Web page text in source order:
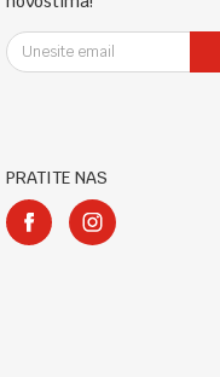
PRATITE NAS